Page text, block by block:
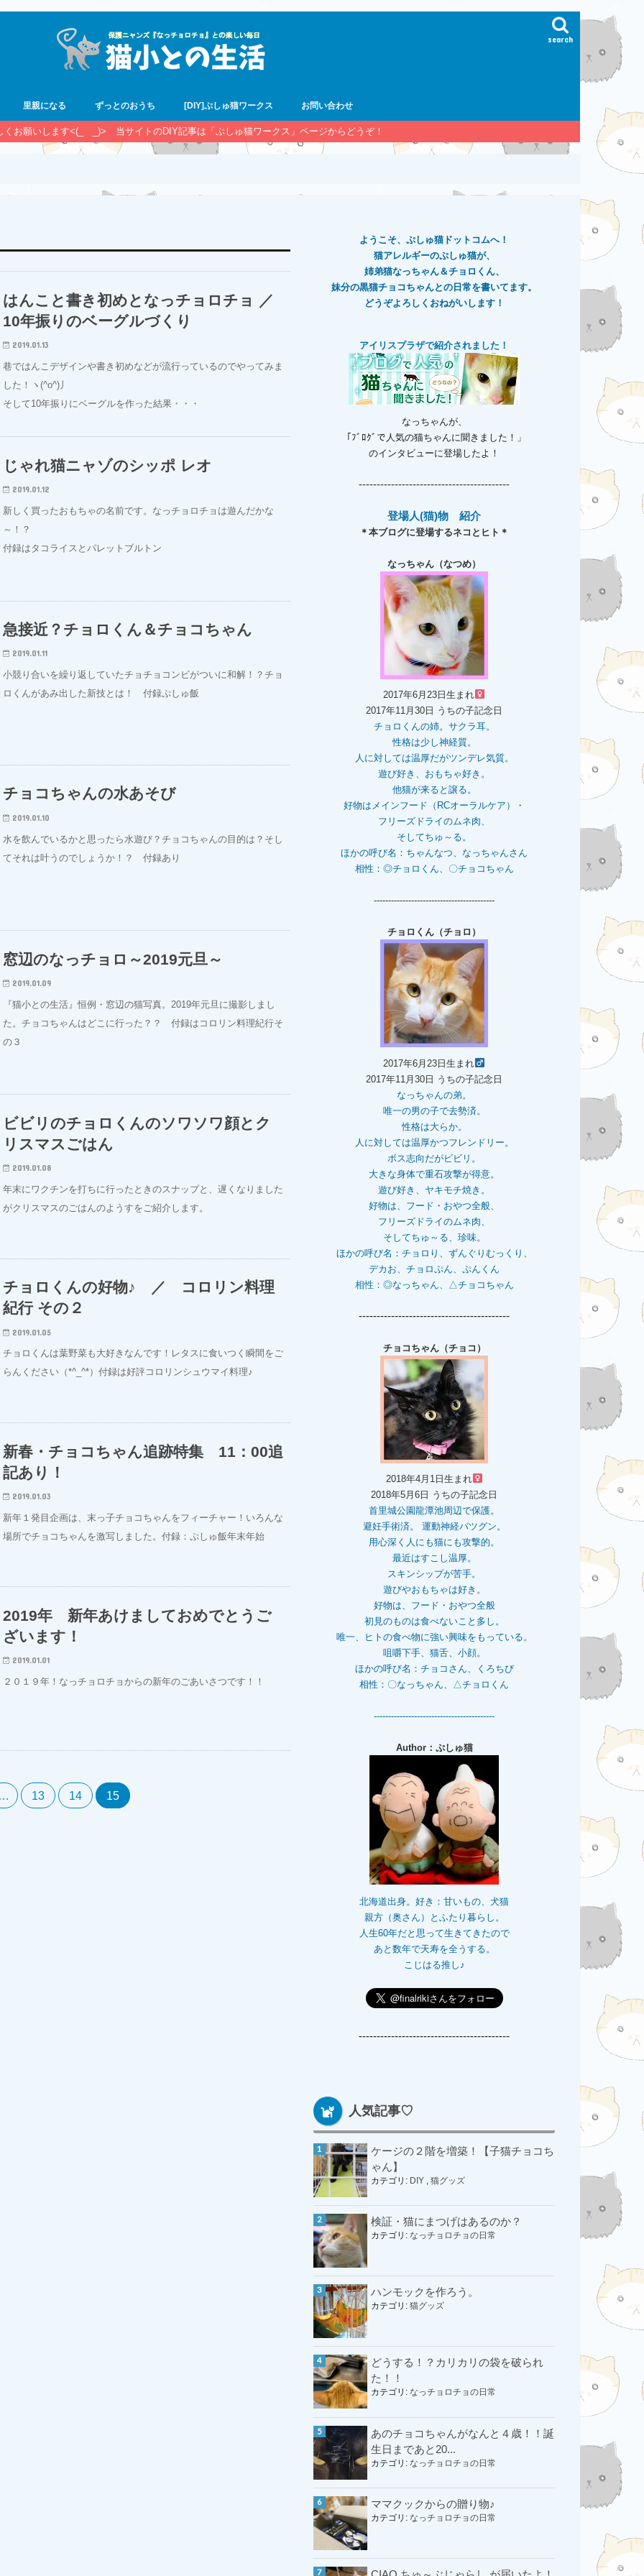
search
里親になる ずっとのおうち [DIY]ぷしゅ猫ワークス お問い合わせ
くお願いします<(_ _)> 当サイトのDIY記事は「ぷしゅ猫ワークス」ページからどうぞ！
はんこと書き初めとなっチョロチョ ／
10年振りのベーグルづくり
2019.01.13
巷ではんこデザインや書き初めなどが流行っているのでやってみま
した！ヽ(^o^)丿
そして10年振りにベーグルを作った結果・・・
じゃれ猫ニャゾのシッポ レオ
2019.01.12
新しく買ったおもちゃの名前です。なっチョロチョは遊んだかな
～！？
付録はタコライスとパレットブルトン
急接近？チョロくん＆チョコちゃん
2019.01.11
小競り合いを繰り返していたチョチョコンビがついに和解！？チョ
ロくんがあみ出した新技とは！ 付録ぷしゅ飯
チョコちゃんの水あそび
2019.01.10
水を飲んでいるかと思ったら水遊び？チョコちゃんの目的は？そし
てそれは叶うのでしょうか！？ 付録あり
窓辺のなっチョロ～2019元旦～
2019.01.09
『猫小との生活』恒例・窓辺の猫写真。2019年元旦に撮影しまし
た。チョコちゃんはどこに行った？？ 付録はコロリン料理紀行そ
の３
ビビリのチョロくんのソワソワ顔とク
リスマスごはん
2019.01.08
年末にワクチンを打ちに行ったときのスナップと、遅くなりました
がクリスマスのごはんのようすをご紹介します。
チョロくんの好物♪ ／ コロリン料理
紀行 その２
2019.01.05
チョロくんは葉野菜も大好きなんです！レタスに食いつく瞬間をご
らんください（*^_^*）付録は好評コロリンシュウマイ料理♪
新春・チョコちゃん追跡特集 11：00追
記あり！
2019.01.03
新年１発目企画は、末っ子チョコちゃんをフィーチャー！いろんな
場所でチョコちゃんを激写しました。付録：ぷしゅ飯年末年始
2019年 新年あけましておめでとうご
ざいます！
2019.01.01
２０１９年！なっチョロチョからの新年のごあいさつです！！
13 14 15
ようこそ、ぷしゅ猫ドットコムへ！
猫アレルギーのぷしゅ猫が、
姉弟猫なっちゃん＆チョロくん、
妹分の黒猫チョコちゃんとの日常を書いてます。
どうぞよろしくおねがいします！
アイリスプラザで紹介されました！
なっちゃんが、
「ﾌﾞﾛｸﾞで人気の猫ちゃんに聞きました！」
のインタビューに登場したよ！
------------------------------------------
登場人(猫)物 紹介
＊本ブログに登場するネコとヒト＊
なっちゃん（なつめ）
2017年6月23日生まれ
2017年11月30日 うちの子記念日
チョロくんの姉。 サクラ耳。
性格は少し神経質。
人に対しては温厚だがツンデレ気質。
遊び好き、おもちゃ好き。
他猫が来ると譲る。
好物はメインフード（RCオーラルケア）・
フリーズドライのムネ肉、
そしてちゅ～る。
ほかの呼び名：ちゃんなつ、なっちゃんさん
相性：◎チョロくん、〇チョコちゃん
------------------------------------------
チョロくん（チョロ）
2017年6月23日生まれ
2017年11月30日 うちの子記念日
なっちゃんの弟。
唯一の男の子で去勢済。
性格は大らか。
人に対しては温厚かつフレンドリー。
ボス志向だがビビリ。
大きな身体で重石攻撃が得意。
遊び好き、ヤキモチ焼き。
好物は、フード・おやつ全般、
フリーズドライのムネ肉、
そしてちゅ～る、珍味。
ほかの呼び名：チョロり、ずんぐりむっくり、
デカお、チョロぷん、ぷんくん
相性： ◎なっちゃん、△チョコちゃん
------------------------------------------
チョコちゃん（チョコ）
2018年4月1日生まれ
2018年5月6日 うちの子記念日
首里城公園龍潭池周辺で保護。
避妊手術済。 運動神経バツグン。
用心深く人にも猫にも攻撃的。
最近はすこし温厚。
スキンシップが苦手。
遊びやおもちゃは好き。
好物は、フード・おやつ全般
初見のものは食べないこと多し。
唯一、ヒトの食べ物に強い興味をもっている。
咀嚼下手、猫舌、小顔。
ほかの呼び名：チョコさん、くろちび
相性：〇なっちゃん、△チョロくん
------------------------------------------
Author：ぷしゅ猫
北海道出身。好き：甘いもの、犬猫
親方（奥さん）とふたり暮らし。
人生60年だと思って生きてきたので
あと数年で天寿を全うする。
こじはる推し♪
------------------------------------------
人気記事♡
ケージの２階を増築！【子猫チョコち
ゃん】
カテゴリ: DIY 猫グッズ
検証・猫にまつげはあるのか？
カテゴリ: なっチョロチョの日常
ハンモックを作ろう。
カテゴリ: 猫グッズ
どうする！？カリカリの袋を破られ
た！！
カテゴリ: なっチョロチョの日常
あのチョコちゃんがなんと４歳！！誕
生日まであと20...
カテゴリ: なっチョロチョの日常
ママクックからの贈り物♪
カテゴリ: なっチョロチョの日常